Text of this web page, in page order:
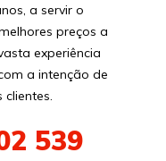
a servir o
preços a
experiência
a intenção de
539